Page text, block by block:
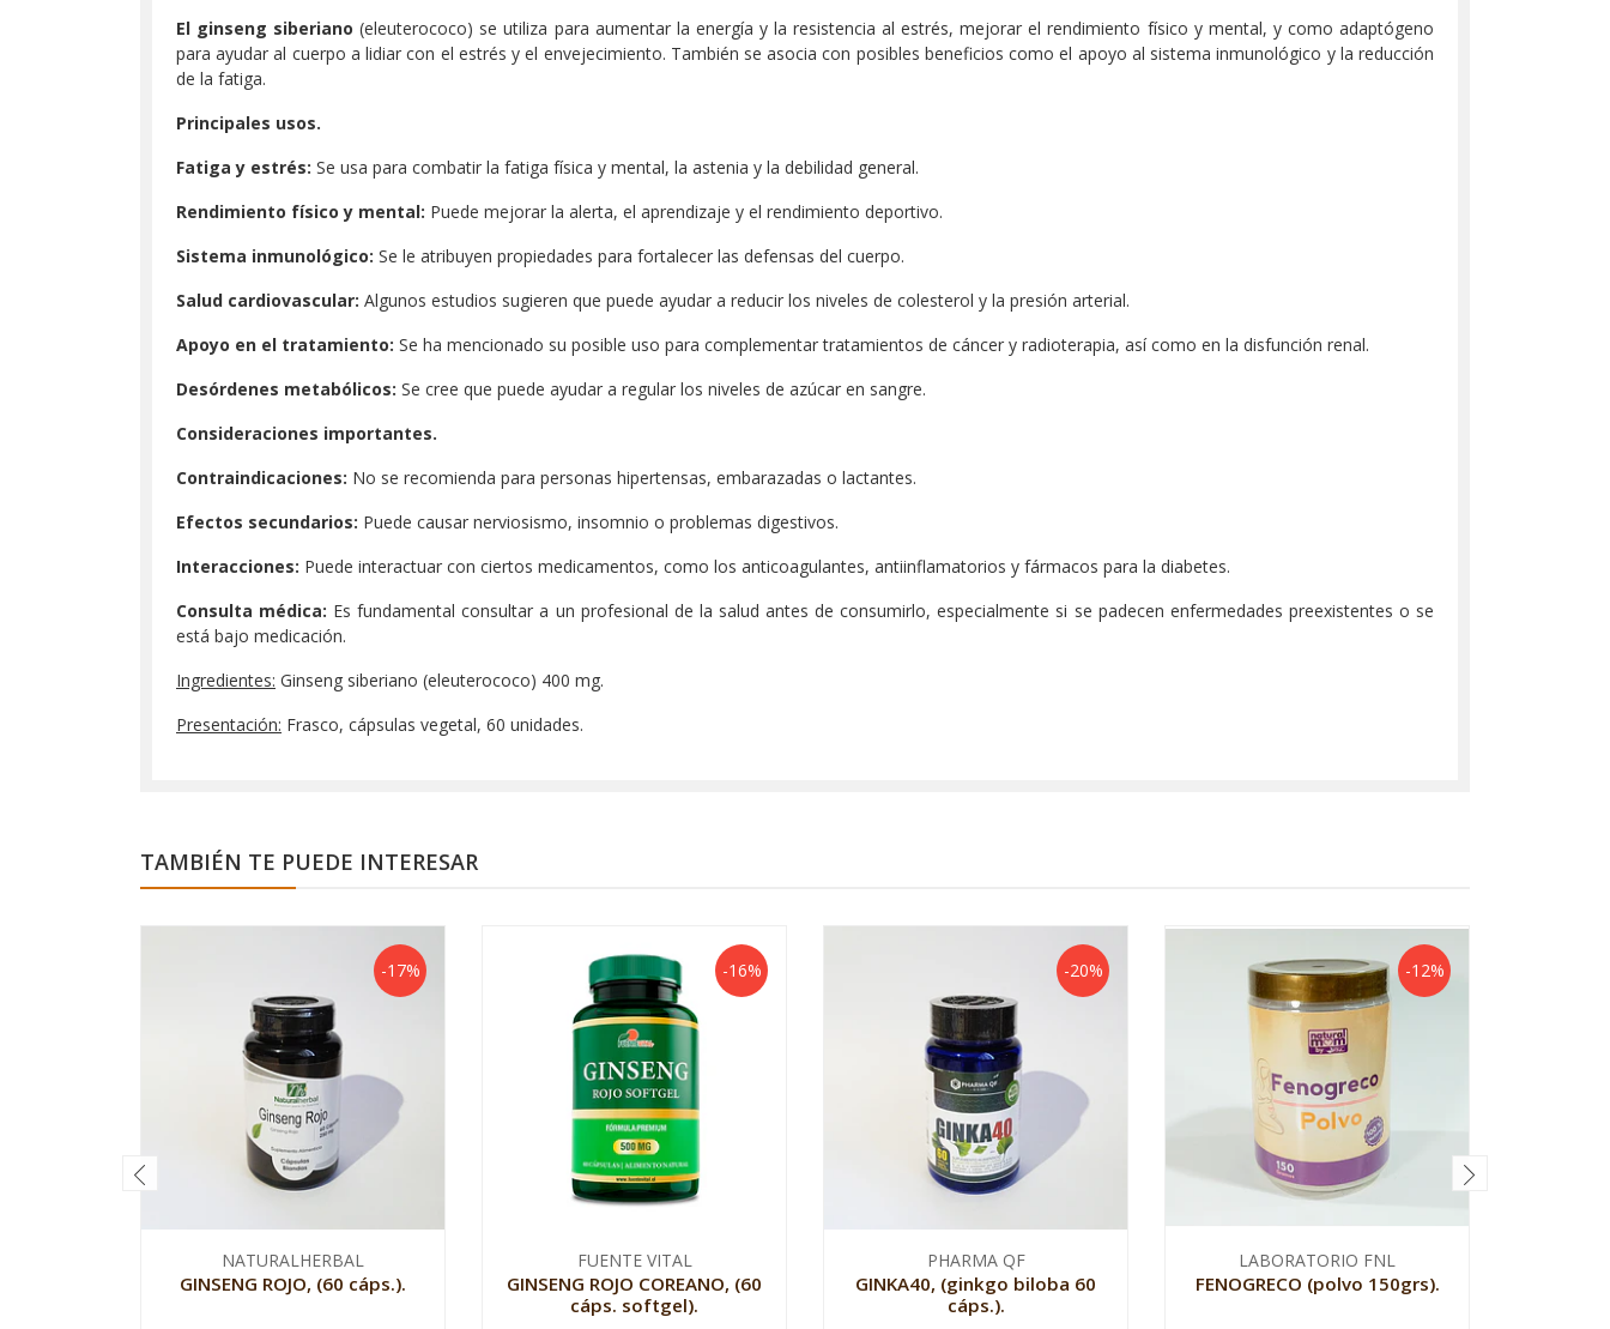
El ginseng siberiano (eleuterococo) se utiliza para aumentar la energía y la resistencia al estrés, mejorar el rendimiento físico y mental, y como adaptógeno
para ayudar al cuerpo a lidiar con el estrés y el envejecimiento. También se asocia con posibles beneficios como el apoyo al sistema inmunológico y la reducción
de la fatiga.
Principales usos.
Fatiga y estrés: Se usa para combatir la fatiga física y mental, la astenia y la debilidad general.
Rendimiento físico y mental: Puede mejorar la alerta, el aprendizaje y el rendimiento deportivo.
Sistema inmunológico: Se le atribuyen propiedades para fortalecer las defensas del cuerpo.
Salud cardiovascular: Algunos estudios sugieren que puede ayudar a reducir los niveles de colesterol y la presión arterial.
Apoyo en el tratamiento: Se ha mencionado su posible uso para complementar tratamientos de cáncer y radioterapia, así como en la disfunción renal.
Desórdenes metabólicos: Se cree que puede ayudar a regular los niveles de azúcar en sangre.
Consideraciones importantes.
Contraindicaciones: No se recomienda para personas hipertensas, embarazadas o lactantes.
Efectos secundarios: Puede causar nerviosismo, insomnio o problemas digestivos.
Interacciones: Puede interactuar con ciertos medicamentos, como los anticoagulantes, antiinflamatorios y fármacos para la diabetes.
Consulta médica: Es fundamental consultar a un profesional de la salud antes de consumirlo, especialmente si se padecen enfermedades preexistentes o se
está bajo medicación.
Ingredientes: Ginseng siberiano (eleuterococo) 400 mg.
Presentación: Frasco, cápsulas vegetal, 60 unidades.
TAMBIÉN TE PUEDE INTERESAR
-17%
NATURALHERBAL
GINSENG ROJO, (60 cáps.).
-16%
FUENTE VITAL
GINSENG ROJO COREANO, (60
cáps. softgel).
-20%
PHARMA QF
GINKA40, (ginkgo biloba 60
cáps.).
-12%
LABORATORIO FNL
FENOGRECO (polvo 150grs).